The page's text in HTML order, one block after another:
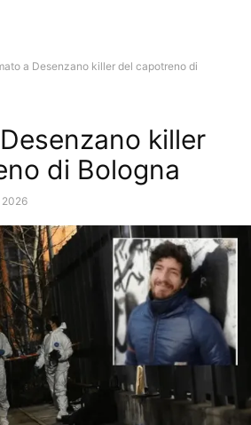
a Desenzano killer del capotreno di
killer
di Bologna
2026